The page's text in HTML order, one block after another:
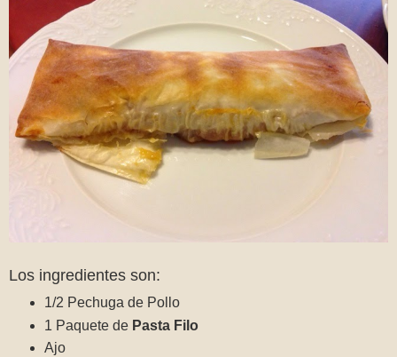
Los ingredientes son:
1/2 Pechuga de Pollo
1 Paquete de Pasta Filo
Ajo